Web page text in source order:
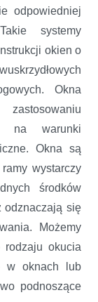
odpowiedniej
systemy
okien o
Okna
na warunki
Okna są
wystarczy
środków
odznaczają się
Możemy
rodzaju okucia
w oknach lub
podnoszące